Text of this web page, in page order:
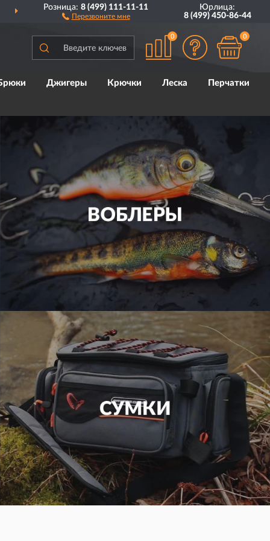
ДОСТАВИМПО ВСЕЙ РОССИИ
Розница:8 (499) 111-11-11
Перезвоните мне
Юрлица:
8 (499) 450-86-44
0 0
Джигеры Крючки Леска Перчатки